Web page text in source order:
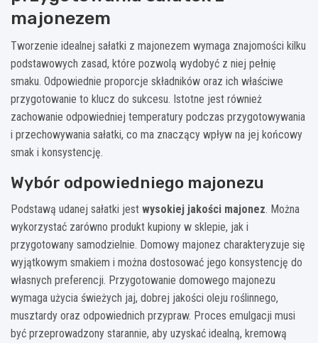
majonezem
Tworzenie idealnej sałatki z majonezem wymaga znajomości kilku
podstawowych zasad, które pozwolą wydobyć z niej pełnię
smaku. Odpowiednie proporcje składników oraz ich właściwe
przygotowanie to klucz do sukcesu. Istotne jest również
zachowanie odpowiedniej temperatury podczas przygotowywania
i przechowywania sałatki, co ma znaczący wpływ na jej końcowy
smak i konsystencję.
Wybór odpowiedniego majonezu
Podstawą udanej sałatki jest wysokiej jakości majonez. Można
wykorzystać zarówno produkt kupiony w sklepie, jak i
przygotowany samodzielnie. Domowy majonez charakteryzuje się
wyjątkowym smakiem i można dostosować jego konsystencję do
własnych preferencji. Przygotowanie domowego majonezu
wymaga użycia świeżych jaj, dobrej jakości oleju roślinnego,
musztardy oraz odpowiednich przypraw. Proces emulgacji musi
być przeprowadzony starannie, aby uzyskać idealną, kremową